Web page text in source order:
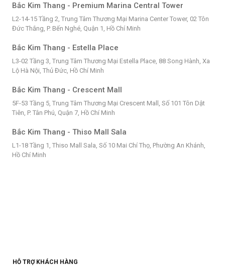
Bắc Kim Thang - Premium Marina Central Tower
L2-14-15 Tầng 2, Trung Tâm Thương Mại Marina Center Tower, 02 Tôn
Đức Thắng, P. Bến Nghé, Quận 1, Hồ Chí Minh
Bắc Kim Thang - Estella Place
L3-02 Tầng 3, Trung Tâm Thương Mại Estella Place, 88 Song Hành, Xa
Lộ Hà Nội, Thủ Đức, Hồ Chí Minh
Bắc Kim Thang - Crescent Mall
5F-53 Tầng 5, Trung Tâm Thương Mại Crescent Mall, Số 101 Tôn Dật
Tiên, P. Tân Phú, Quận 7, Hồ Chí Minh
Bắc Kim Thang - Thiso Mall Sala
L1-18 Tầng 1, Thiso Mall Sala, Số 10 Mai Chí Thọ, Phường An Khánh,
Hồ Chí Minh
HỖ TRỢ KHÁCH HÀNG